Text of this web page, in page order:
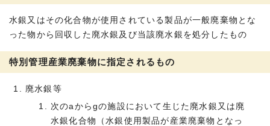
水銀又はその化合物が使用されている製品が一般廃棄物とな
った物から回収した廃水銀及び当該廃水銀を処分したもの
特別管理産業廃棄物に指定されるもの
廃水銀等
次のaからgの施設において生じた廃水銀又は廃
水銀化合物（水銀使用製品が産業廃棄物となっ